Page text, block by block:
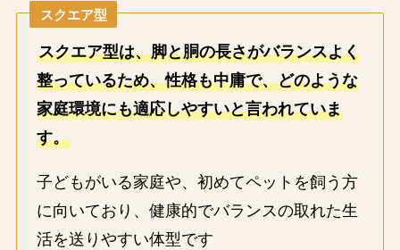
スクエア型
スクエア型は、脚と胴の長さがバランスよく
整っているため、性格も中庸で、どのような
家庭環境にも適応しやすいと言われていま
す。
子どもがいる家庭や、初めてペットを飼う方
に向いており、健康的でバランスの取れた生
活を送りやすい体型です